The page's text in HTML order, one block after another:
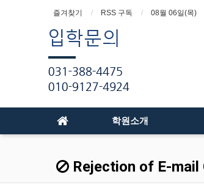
즐겨찾기 RSS 구독 08월 06일(목)
학원소개
Rejection of E-